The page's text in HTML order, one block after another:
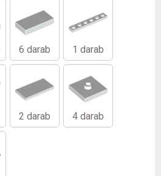
6 darab 1 darab
2 darab 4 darab